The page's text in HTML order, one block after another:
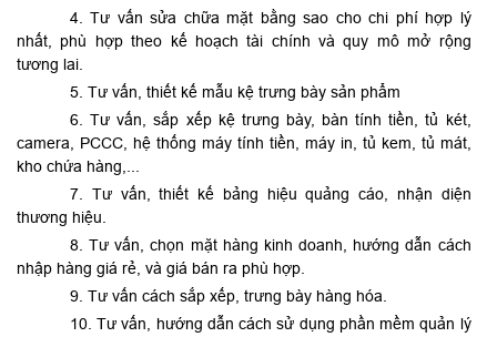
4. Tư vấn sửa chữa mặt bằng sao cho chi phí hợp lý
nhất, phù hợp theo kế hoạch tài chính và quy mô mở rộng
tương lai.
5. Tư vấn, thiết kế mẫu kệ trưng bày sản phẩm
6. Tư vấn, sắp xếp kệ trưng bày, bàn tính tiền, tủ két,
camera, PCCC, hệ thống máy tính tiền, máy in, tủ kem, tủ mát,
kho chứa hàng,...
7. Tư vấn, thiết kế bảng hiệu quảng cáo, nhận diện
thương hiệu.
8. Tư vấn, chọn mặt hàng kinh doanh, hướng dẫn cách
nhập hàng giá rẻ, và giá bán ra phù hợp.
9. Tư vấn cách sắp xếp, trưng bày hàng hóa.
10. Tư vấn, hướng dẫn cách sử dụng phần mềm quản lý